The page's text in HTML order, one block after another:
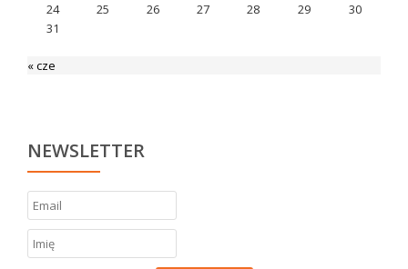
24
25 26 27 28 29
30
31
« cze
NEWSLETTER